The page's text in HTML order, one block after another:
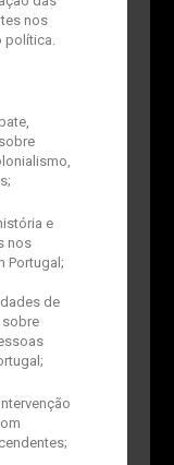
nos
política.
e
nos
Portugal;
de